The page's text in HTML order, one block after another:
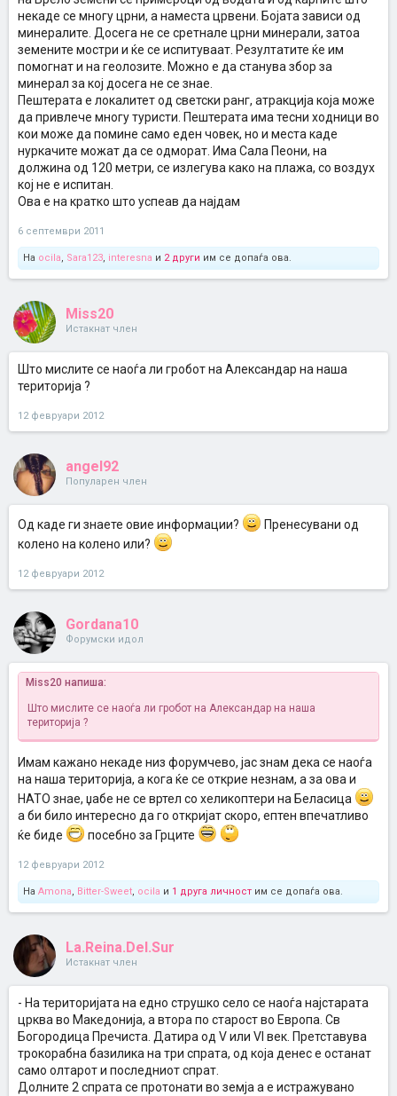
некаде се многу црни, а наместа црвени. Бојата зависи од
минералите. Досега не се сретнале црни минерали, затоа
земените мостри и ќе се испитуваат. Резултатите ќе им
помогнат и на геолозите. Можно е да станува збор за
минерал за кој досега не се знае.
Пештерата е локалитет од светски ранг, атракција која може
да привлече многу туристи. Пештерата има тесни ходници во
кои може да помине само еден човек, но и места каде
нуркачите можат да се одморат. Има Сала Пеони, на
должина од 120 метри, се излегува како на плажа, со воздух
кој не е испитан.
Ова е на кратко што успеав да најдам
6 септември 2011
На ocila, Sara123, interesna и 2 други им се допаѓа ова.
Miss20
Истакнат член
Што мислите се наоѓа ли гробот на Александар на наша
територија ?
12 февруари 2012
angel92
Популарен член
Од каде ги знаете овие информации?
Пренесувани од
колено на колено или?
12 февруари 2012
Gordana10
Форумски идол
Miss20 напиша:
Што мислите се наоѓа ли гробот на Александар на наша
територија ?
Имам кажано некаде низ форумчево, јас знам дека се наоѓа
на наша територија, а кога ќе се открие незнам, а за ова и
НАТО знае, џабе не се вртел со хеликоптери на Беласица
а би било интересно да го откријат скоро, ептен впечатливо
ќе биде
посебно за Грците
12 февруари 2012
На Amona, Bitter-Sweet, ocila и 1 друга личност им се допаѓа ова.
La.Reina.Del.Sur
Истакнат член
- На територијата на едно струшко село се наоѓа најстарата
црква во Македонија, а втора по старост во Европа. Св
Богородица Пречиста. Датира од V или VI век. Претставува
трокорабна базилика на три спрата, од која денес е останат
само олтарот и последниот спрат.
Долните 2 спрата се протонати во земја а е истражувано